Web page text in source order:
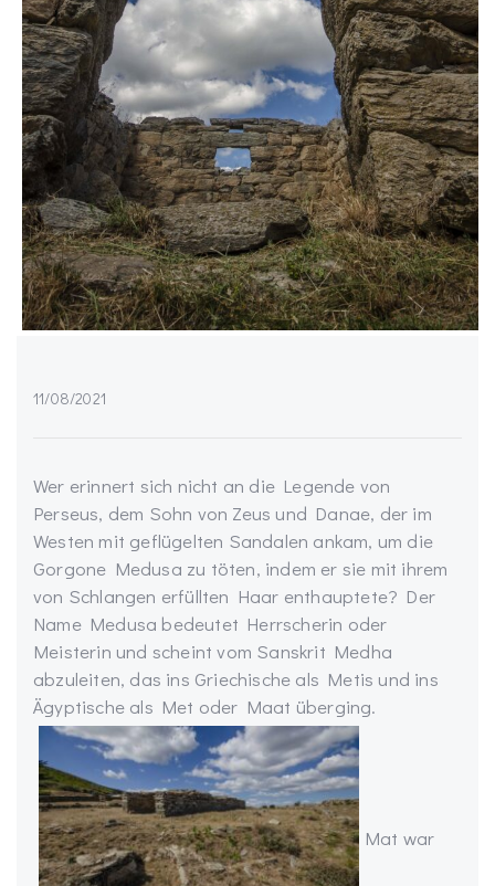
11/08/2021
Wer erinnert sich nicht an die Legende von
Perseus, dem Sohn von Zeus und Danae, der im
Westen mit geflügelten Sandalen ankam, um die
Gorgone Medusa zu töten, indem er sie mit ihrem
von Schlangen erfüllten Haar enthauptete? Der
Name Medusa bedeutet Herrscherin oder
Meisterin und scheint vom Sanskrit Medha
abzuleiten, das ins Griechische als Metis und ins
Ägyptische als Met oder Maat überging.
Mat war